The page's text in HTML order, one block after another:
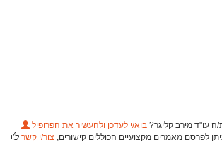
עו"ד מירב קליגר? בוא/י לעדכן ולהעשיר את הפרופיל
לפרסם מאמרים מקצועיים הכוללים קישורים, צור/י קשר